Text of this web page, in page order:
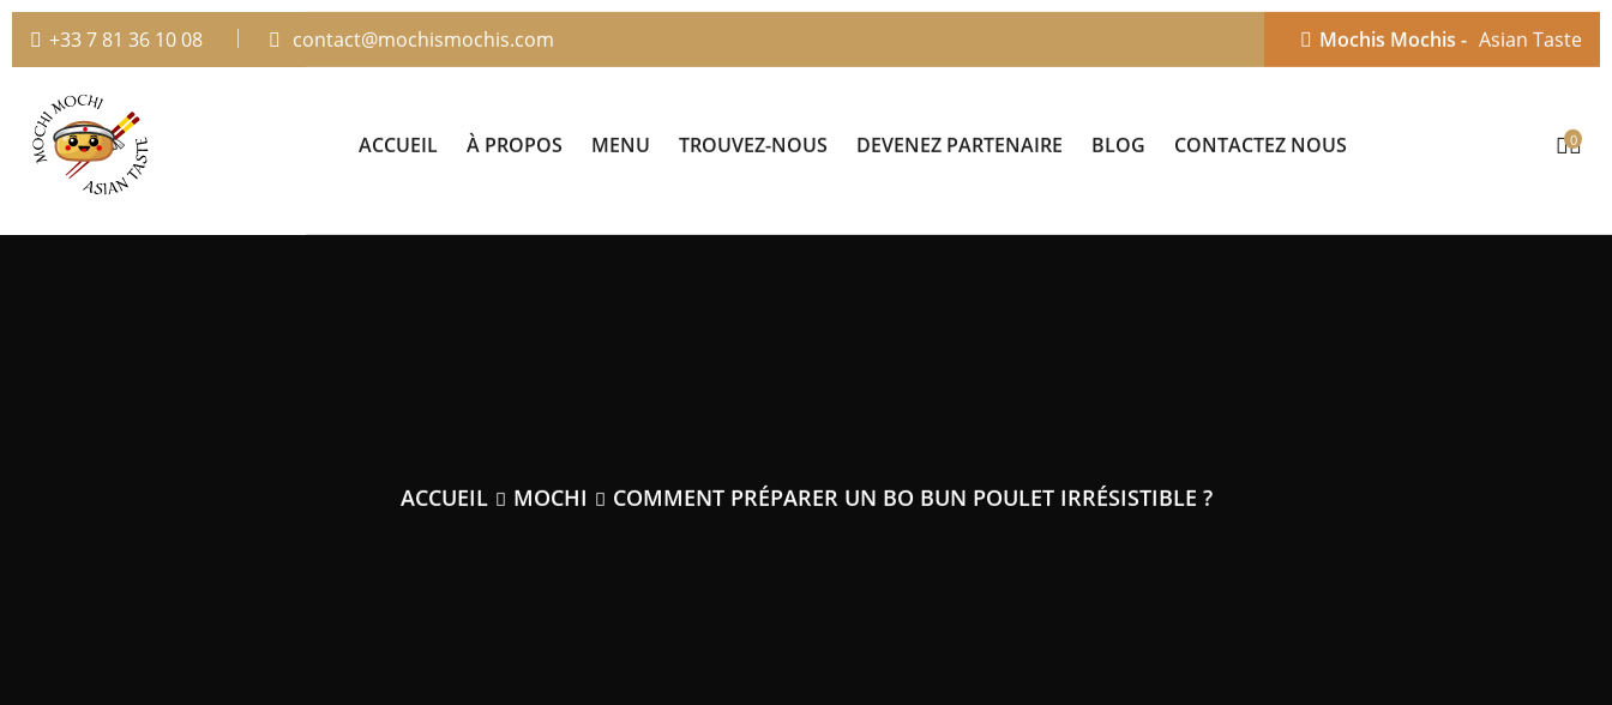
+33 7 81 36 10 08 contact@mochismochis.com Mochis Mochis - Asian Taste
ACCUEIL À PROPOS MENU TROUVEZ-NOUS DEVENEZ PARTENAIRE BLOG CONTACTEZ NOUS 0
ACCUEIL MOCHI COMMENT PRÉPARER UN BO BUN POULET IRRÉSISTIBLE ?